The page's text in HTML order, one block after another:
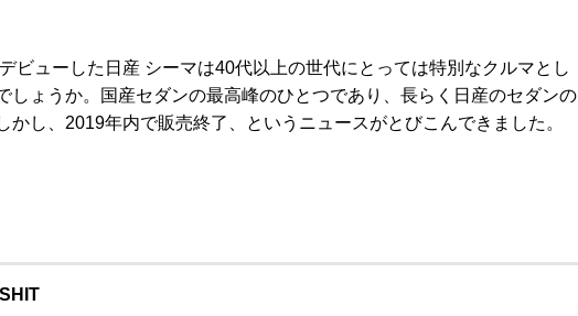
ビューした日産 シーマは40代以上の世代にとっては特別なクルマとし
しょうか。国産セダンの最高峰のひとつであり、長らく日産のセダンの
かし、2019年内で販売終了、というニュースがとびこんできました。